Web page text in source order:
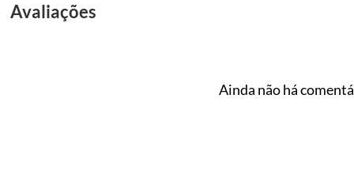
Avaliações
Ainda não há